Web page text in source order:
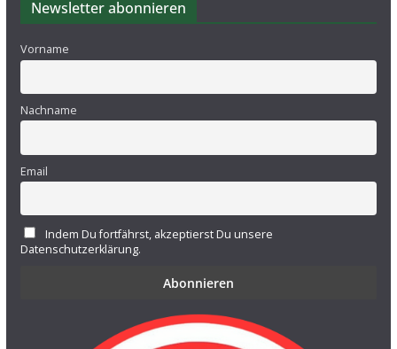
Newsletter abonnieren
Vorname
Nachname
Email
Indem Du fortfährst, akzeptierst Du unsere
Datenschutzerklärung.